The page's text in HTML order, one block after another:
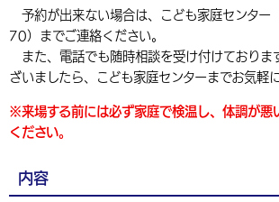
環境・衛生
選挙 外国人の方
都市整備
手当・助成
相談・支援・情報 計画・施策
観光なび
遊ぶ・体験する グルメ・食
買う・おみやげ 四季のイベ
市政情報
中津市について 市役所の紹
地方創生・地域活性化 広報・広聴
予約が出来ない場合は、こども家庭センタ
70）までご連絡ください。
また、電話でも随時相談を受け付けておりま
ざいましたら、こども家庭センターまでお気軽
※来場する前には必ず家庭で検温し、体調が悪
ください。
内容